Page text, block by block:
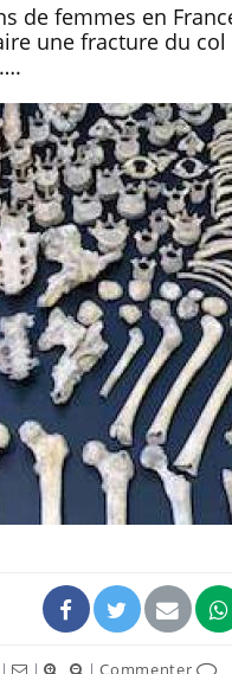
de femmes en
une fracture du
| | |Commenter